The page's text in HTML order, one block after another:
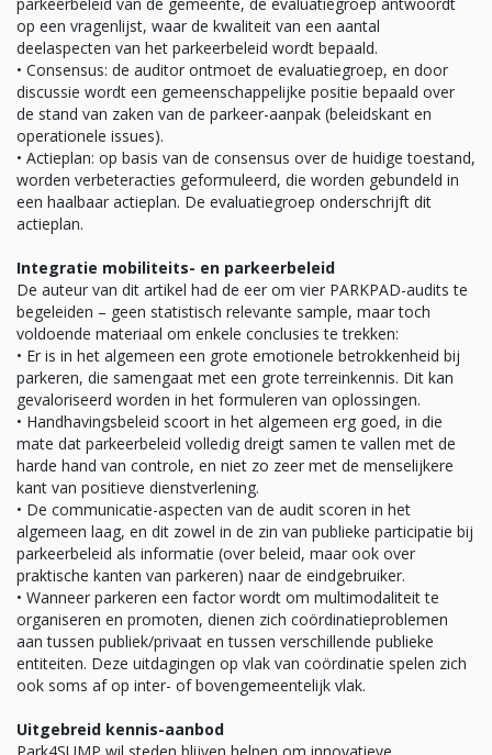
op een vragenlijst, waar de kwaliteit van een aantal
deelaspecten van het parkeerbeleid wordt bepaald.
• Consensus: de auditor ontmoet de evaluatiegroep, en door
discussie wordt een gemeenschappelijke positie bepaald over
de stand van zaken van de parkeer-aanpak (beleidskant en
operationele issues).
• Actieplan: op basis van de consensus over de huidige toestand,
worden verbeteracties geformuleerd, die worden gebundeld in
een haalbaar actieplan. De evaluatiegroep onderschrijft dit
actieplan.
Integratie mobiliteits- en parkeerbeleid
De auteur van dit artikel had de eer om vier PARKPAD-audits te
begeleiden – geen statistisch relevante sample, maar toch
voldoende materiaal om enkele conclusies te trekken:
• Er is in het algemeen een grote emotionele betrokkenheid bij
parkeren, die samengaat met een grote terreinkennis. Dit kan
gevaloriseerd worden in het formuleren van oplossingen.
• Handhavingsbeleid scoort in het algemeen erg goed, in die
mate dat parkeerbeleid volledig dreigt samen te vallen met de
harde hand van controle, en niet zo zeer met de menselijkere
kant van positieve dienstverlening.
• De communicatie-aspecten van de audit scoren in het
algemeen laag, en dit zowel in de zin van publieke participatie bij
parkeerbeleid als informatie (over beleid, maar ook over
praktische kanten van parkeren) naar de eindgebruiker.
• Wanneer parkeren een factor wordt om multimodaliteit te
organiseren en promoten, dienen zich coördinatieproblemen
aan tussen publiek/privaat en tussen verschillende publieke
entiteiten. Deze uitdagingen op vlak van coördinatie spelen zich
ook soms af op inter- of bovengemeentelijk vlak.
Uitgebreid kennis-aanbod